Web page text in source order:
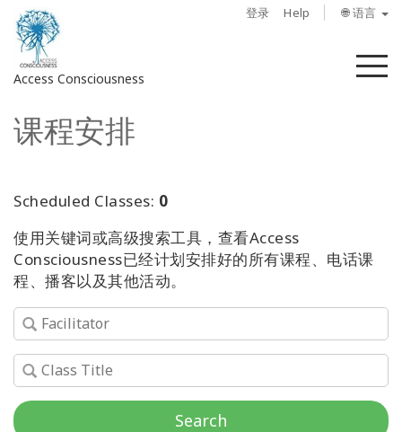
登录 Help 🌐 语言
Access Consciousness
菜
登
录
的
户
关
Access
Bars
课程安排
Scheduled Classes: 0
使用关键词或高级搜索工具，查看Access
Consciousness已经计划安排好的所有课程、电话课
程、播客以及其他活动。
Search